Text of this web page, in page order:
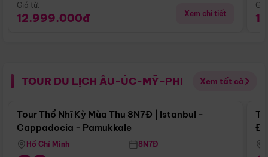
Giá từ:
12.999.000đ Xem chi tiết
TOUR DU LỊCH ÂU-ÚC-MỸ-PHI Xem tất cả
Điểm nổi bật
Tour Thổ Nhĩ Kỳ Mùa Thu 8N7Đ | Istanbul -
Cappadocia - Pamukkale
Hồ Chí Minh 8N7Đ